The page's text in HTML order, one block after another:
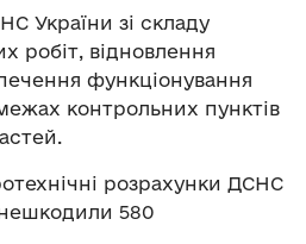
України зі складу
робіт, відновлення
функціонування
контрольних пунктів
розрахунки ДСНС
580